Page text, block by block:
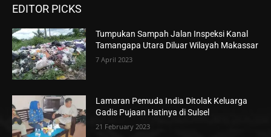
EDITOR PICKS
Tumpukan Sampah Jalan Inspeksi Kanal
Tamangapa Utara Diluar Wilayah Makassar
7 April 2023
Lamaran Pemuda India Ditolak Keluarga
Gadis Pujaan Hatinya di Sulsel
21 February 2023